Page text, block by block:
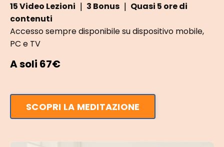
15 Video Lezioni ｜ 3 Bonus ｜ Quasi 5 ore di
contenuti
Accesso sempre disponibile su dispositivo mobile,
PC e TV
A soli 67€
SCOPRI LA MEDITAZIONE